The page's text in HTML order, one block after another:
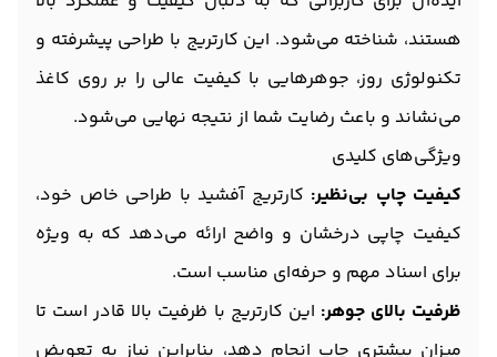
هستند، شناخته می‌شود. این کارتریج با طراحی پیشرفته و
تکنولوژی‌ روز، جوهرهایی با کیفیت عالی را بر روی کاغذ
می‌نشاند و باعث رضایت شما از نتیجه نهایی می‌شود.
ویژگی‌های کلیدی
کیفیت چاپ بی‌نظیر: کارتریج آفشید با طراحی خاص خود،
کیفیت چاپی درخشان و واضح ارائه می‌دهد که به ویژه
برای اسناد مهم و حرفه‌ای مناسب است.
ظرفیت بالای جوهر: این کارتریج با ظرفیت بالا قادر است تا
میزان بیشتری چاپ انجام دهد، بنابراین نیاز به تعویض